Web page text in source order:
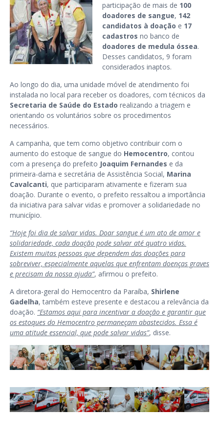
participação de mais de 100
doadores de sangue, 142
candidatos à doação e 17
cadastros no banco de
doadores de medula óssea.
Desses candidatos, 9 foram
considerados inaptos.
Ao longo do dia, uma unidade móvel de atendimento foi
instalada no local para receber os doadores, com técnicos da
Secretaria de Saúde do Estado realizando a triagem e
orientando os voluntários sobre os procedimentos
necessários.
A campanha, que tem como objetivo contribuir com o
aumento do estoque de sangue do Hemocentro, contou
com a presença do prefeito Joaquim Fernandes e da
primeira-dama e secretária de Assistência Social, Marina
Cavalcanti, que participaram ativamente e fizeram sua
doação. Durante o evento, o prefeito ressaltou a importância
da iniciativa para salvar vidas e promover a solidariedade no
município.
“Hoje foi dia de salvar vidas. Doar sangue é um ato de amor e
solidariedade, cada doação pode salvar até quatro vidas.
Existem muitas pessoas que dependem das doações para
sobreviver, especialmente aquelas que enfrentam doenças graves
e precisam da nossa ajuda”, afirmou o prefeito.
A diretora-geral do Hemocentro da Paraíba, Shirlene
Gadelha, também esteve presente e destacou a relevância da
doação. “Estamos aqui para incentivar a doação e garantir que
os estoques do Hemocentro permaneçam abastecidos. Essa é
uma atitude essencial, que pode salvar vidas”, disse.